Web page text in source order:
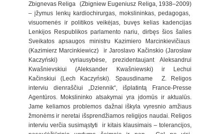
Zbignevas Religa (Zbigniew Eugeniusz Religa, 1938–2009)
– įžymus lenkų kardiochirurgas, mokslininkas, pedagogas,
visuomenės ir politikos veikėjas, buvęs kelias kadencijas
Lenkijos Respublikos parlamento nariu, dirbęs šios šalies
Sveikatos apsaugos ministru Kazimiero Marcinkievičiaus
(Kazimierz Marcinkiewicz) ir Jaroslavo Kačinskio (Jarosław
Kaczyński) vyriausybėse, prezidentaujant Aleksandrui
Kwašnievskiui (Aleksander Kwašniewski) ir Lechui
Kačinskiui (Lech Kaczyński). Spausdiname Z. Religos
interviu dienraščiui „Dziennik“, išplatintą France-Presse
Agentūros. Mokslininko atsakymai yra įdomūs ir aktualūs.
Jame keliamos problemos dažnai iškyla vyresnio amžiaus
žmonėms ir neretai išsprendžiamos religijos naudai. Religos
interviu verčia susimąstyti ir kitais klausimais – tolerancijos,